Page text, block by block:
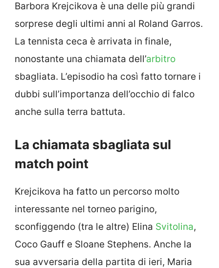
Barbora Krejcikova è una delle più grandi
sorprese degli ultimi anni al Roland Garros.
La tennista ceca è arrivata in finale,
nonostante una chiamata dell’arbitro
sbagliata. L’episodio ha così fatto tornare i
dubbi sull’importanza dell’occhio di falco
anche sulla terra battuta.
La chiamata sbagliata sul
match point
Krejcikova ha fatto un percorso molto
interessante nel torneo parigino,
sconfiggendo (tra le altre) Elina Svitolina,
Coco Gauff e Sloane Stephens. Anche la
sua avversaria della partita di ieri, Maria